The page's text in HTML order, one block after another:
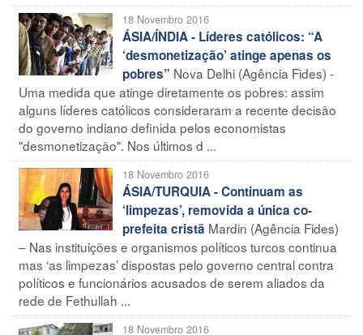
18 Novembro 2016
ÁSIA/ÍNDIA - Líderes católicos: “A
‘desmonetização’ atinge apenas os
pobres” Nova Delhi (Agência Fides) -
Uma medida que atinge diretamente os pobres: assim
alguns líderes católicos consideraram a recente decisão
do governo indiano definida pelos economistas
"desmonetização". Nos últimos d ...
18 Novembro 2016
ÁSIA/TURQUIA - Continuam as
‘limpezas’, removida a única co-
prefeita cristã Mardin (Agência Fides)
– Nas instituições e organismos políticos turcos continua
mas ‘as limpezas’ dispostas pelo governo central contra
políticos e funcionários acusados de serem aliados da
rede de Fethullah ...
18 Novembro 2016